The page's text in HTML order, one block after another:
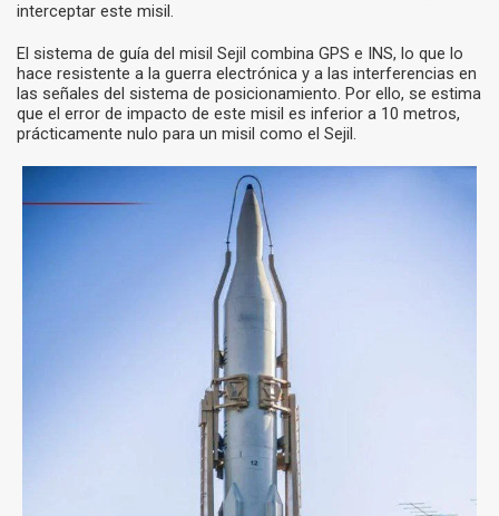
interceptar este misil.
El sistema de guía del misil Sejil combina GPS e INS, lo que lo
hace resistente a la guerra electrónica y a las interferencias en
las señales del sistema de posicionamiento. Por ello, se estima
que el error de impacto de este misil es inferior a 10 metros,
prácticamente nulo para un misil como el Sejil.